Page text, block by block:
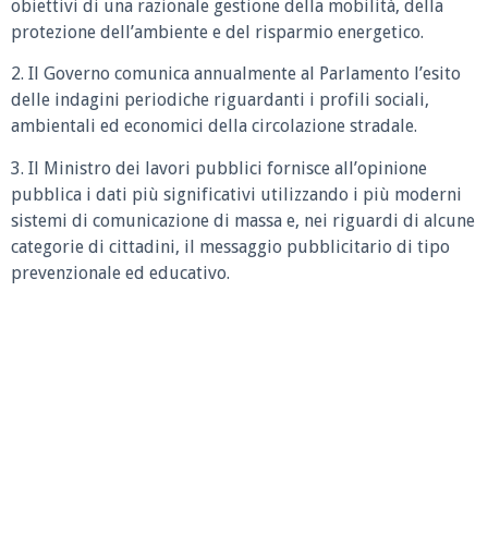
obiettivi di una razionale gestione della mobilità, della
protezione dell’ambiente e del risparmio energetico.
2. Il Governo comunica annualmente al Parlamento l’esito
delle indagini periodiche riguardanti i profili sociali,
ambientali ed economici della circolazione stradale.
3. Il Ministro dei lavori pubblici fornisce all’opinione
pubblica i dati più significativi utilizzando i più moderni
sistemi di comunicazione di massa e, nei riguardi di alcune
categorie di cittadini, il messaggio pubblicitario di tipo
prevenzionale ed educativo.